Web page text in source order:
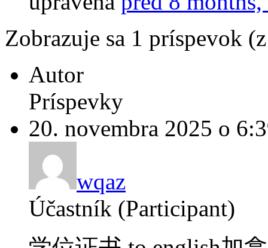
Zobrazuje sa 1 príspevok
Autor
Príspevky
20. novembra 2025 o
wqaz
Účastník (Participant)